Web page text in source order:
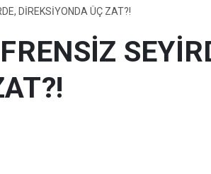
DİREKSİYONDA ÜÇ ZAT?!